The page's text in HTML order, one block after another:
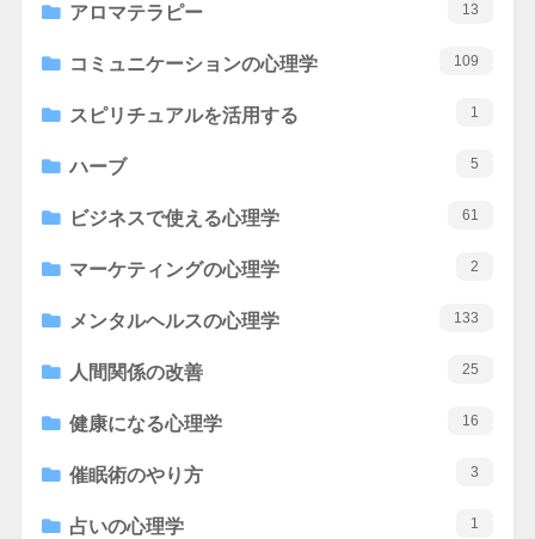
アロマテラピー 13
コミュニケーションの心理学 109
スピリチュアルを活用する 1
ハーブ 5
ビジネスで使える心理学 61
マーケティングの心理学 2
メンタルヘルスの心理学 133
人間関係の改善 25
健康になる心理学 16
催眠術のやり方 3
占いの心理学 1